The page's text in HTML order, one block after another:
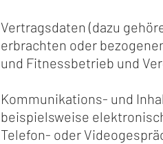
Vertragsdaten (dazu
erbrachten oder
und Fitnessbetrieb und
Kommunikations- und
beispielsweise
Telefon- oder